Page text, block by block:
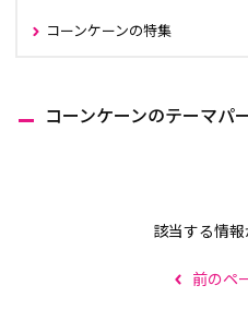
コーンケーンの特集
コーンケーンのテーマパ
該当する情
前のペ